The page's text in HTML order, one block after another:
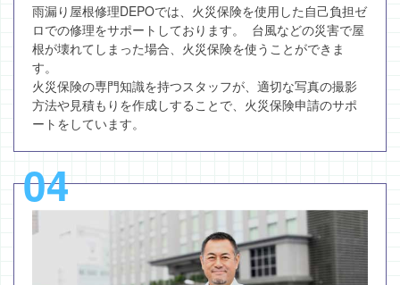
雨漏り屋根修理DEPOでは、火災保険を使用した自己負担ゼ
ロでの修理をサポートしております。 台風などの災害で屋
根が壊れてしまった場合、火災保険を使うことができま
す。
火災保険の専門知識を持つスタッフが、適切な写真の撮影
方法や見積もりを作成しすることで、火災保険申請のサポ
ートをしています。
04